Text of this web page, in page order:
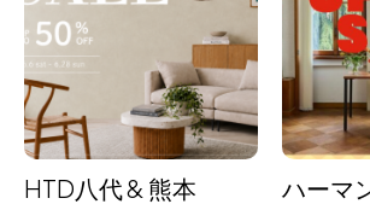
HTD八代 & 熊本
ハーマ